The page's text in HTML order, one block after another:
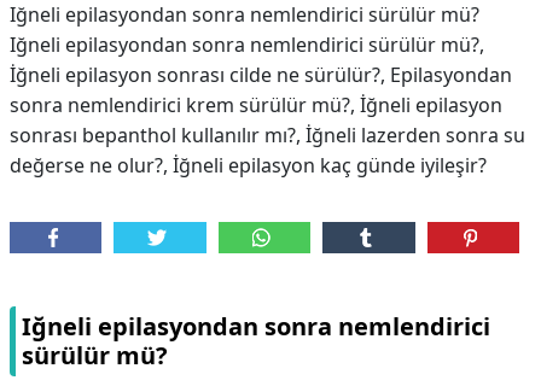
Iğneli epilasyondan sonra nemlendirici sürülür mü?
Iğneli epilasyondan sonra nemlendirici sürülür mü?,
İğneli epilasyon sonrası cilde ne sürülür?, Epilasyondan
sonra nemlendirici krem sürülür mü?, İğneli epilasyon
sonrası bepanthol kullanılır mı?, İğneli lazerden sonra su
değerse ne olur?, İğneli epilasyon kaç günde iyileşir?
Iğneli epilasyondan sonra nemlendirici
sürülür mü?